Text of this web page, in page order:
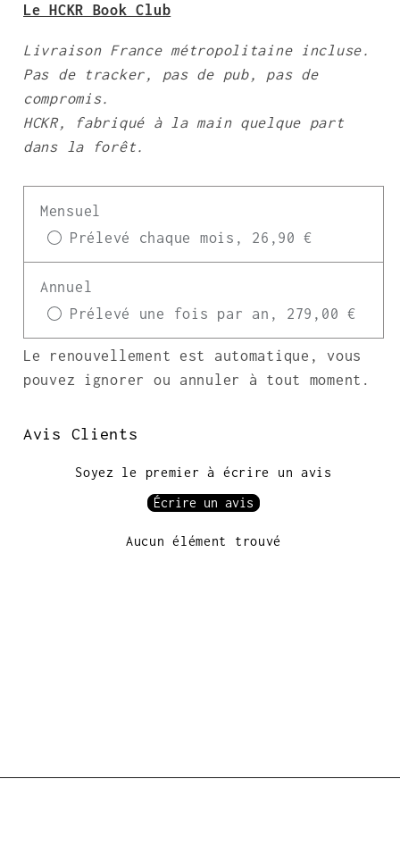
Le HCKR Book Club
Livraison France métropolitaine incluse.
Pas de tracker, pas de pub, pas de
compromis.
HCKR, fabriqué à la main quelque part
dans la forêt.
Mensuel
Prélevé chaque mois, 26,90 €
Annuel
Prélevé une fois par an, 279,00 €
Le renouvellement est automatique, vous
pouvez ignorer ou annuler à tout moment.
Avis Clients
Soyez le premier à écrire un avis
Écrire un avis
Aucun élément trouvé